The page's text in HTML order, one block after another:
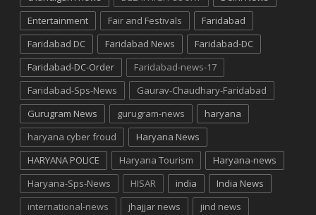
Entertainment
Fair and Festivals
Faridabad
Faridabad DC
Faridabad News
Faridabad-DC
Faridabad-DC-Order
Faridabad-news-17
Faridabad-Sps-News
Gaurav-Chaudhary-Faridabad
Gurugram News
gurugram-news
haryana
haryana cyber froud
Haryana News
HARYANA POLICE
Haryana Tourism
Haryana-news
Haryana-Sps-News
HISAR india
India News
international-news
jhajjar news jind news